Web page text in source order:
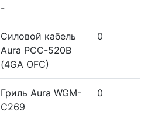
-
Силовой кабель
Aura PCС-520B
(4GA OFC)
0
Гриль Aura WGM-
C269
0